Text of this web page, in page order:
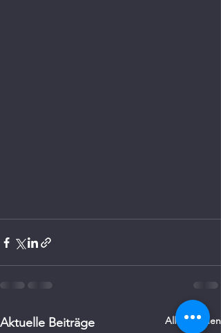
Aktuelle Beiträge Alle ansehen